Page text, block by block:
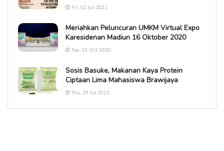
Fri, 02 Jul 2021
Meriahkan Peluncuran UMKM Virtual Expo
Karesidenan Madiun 16 Oktober 2020
Tue, 13 Oct 2020
Sosis Basuke, Makanan Kaya Protein
Ciptaan Lima Mahasiswa Brawijaya
Thu, 29 Jul 2021